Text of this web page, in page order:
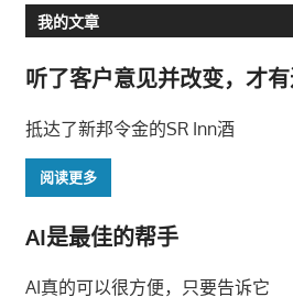
我的文章
听了客户意见并改变，才
抵达了新邦令金的SR Inn酒
阅读更多
AI是最佳的帮手
AI真的可以很方便，只要告诉它